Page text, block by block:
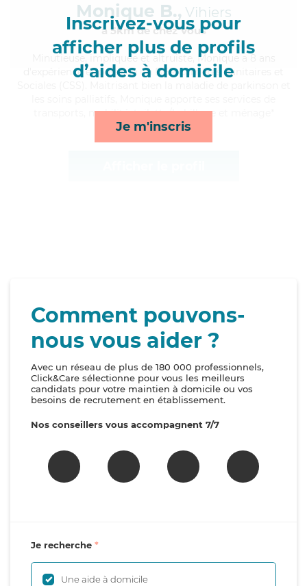
Inscrivez-vous pour
afficher plus de profils
d’aides à domicile
Je m'inscris
Monique B., Vihiers
à 5km de chez Vous
, impliquée et altruiste, Monique a 8 ans
d'expérience et possède un BEP Carrières Sanitaires et
transports, mobilité, toilette/habillage et ménage*
Comment pouvons-
nous vous aider ?
Avec un réseau de plus de 180 000 professionnels,
Click&Care sélectionne pour vous les meilleurs
candidats pour votre maintien à domicile ou vos
besoins de recrutement en établissement.
Nos conseillers vous accompagnent 7/7
Je recherche
Une aide à domicile